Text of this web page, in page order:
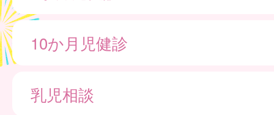
10か月児健診
乳児相談